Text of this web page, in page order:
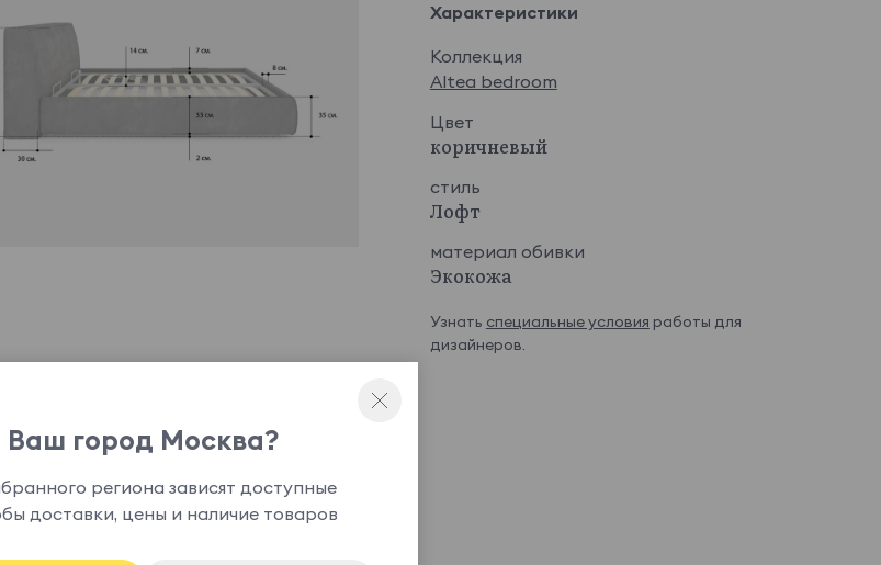
Характеристики
Коллекция
Altea bedroom
Цвет
коричневый
стиль
Лофт
материал обивки
Экокожа
Узнать специальные условия работы для
дизайнеров.
решение, способное привнести
эстетическое
укомплектована подъемным
является опцией и
Ваш город Москва?
региона зависят доступные
доставки, цены и наличие товаров